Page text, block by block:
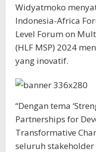
Widyatmoko
Indonesia-Africa
Level Forum on
(HLF MSP) 2024
yang inovatif.
“Dengan tema
Partnerships for
Transformative
seluruh